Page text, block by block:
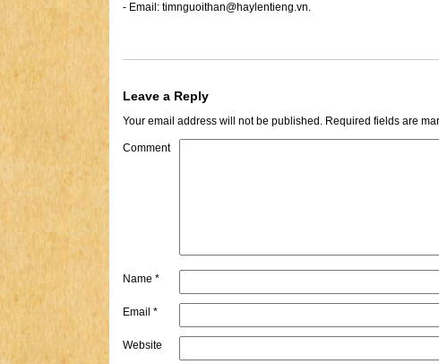
- Email: timnguoithan@haylentieng.vn.
Leave a Reply
Your email address will not be published. Required fields are
Comment
Name *
Email *
Website